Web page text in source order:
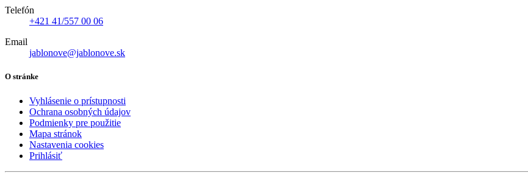
Telefón
+421 41/557 00 06
Email
jablonove@jablonove.sk
O stránke
Vyhlásenie o prístupnosti
Ochrana osobných údajov
Podmienky pre použitie
Mapa stránok
Nastavenia cookies
Prihlásiť